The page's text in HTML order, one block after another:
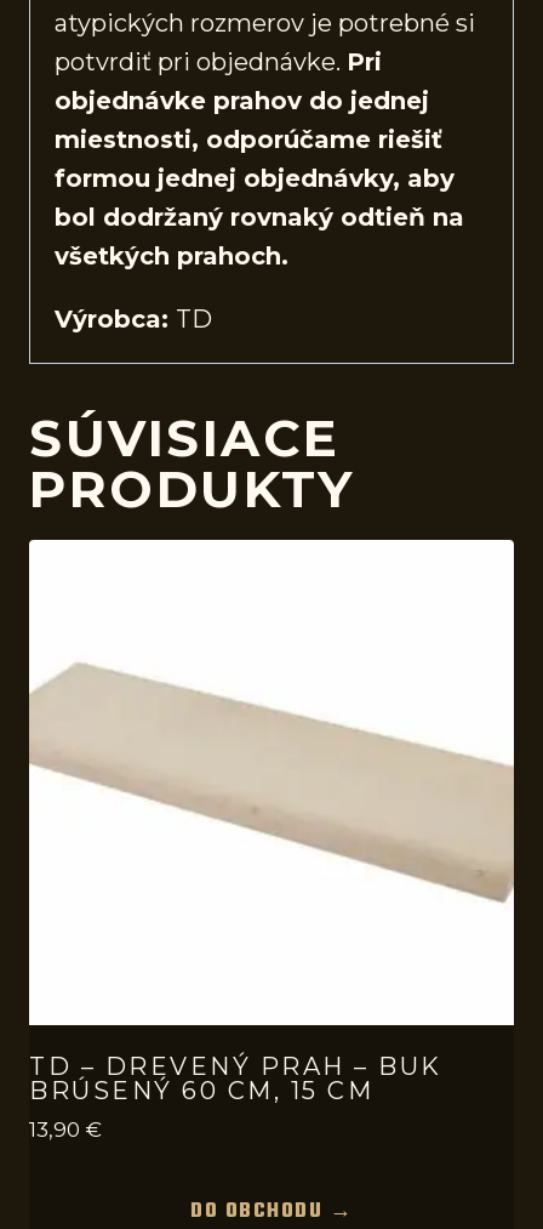
atypických rozmerov je potrebné si
potvrdiť pri objednávke. Pri
objednávke prahov do jednej
miestnosti, odporúčame riešiť
formou jednej objednávky, aby
bol dodržaný rovnaký odtieň na
všetkých prahoch.
Výrobca: TD
SÚVISIACE
PRODUKTY
TD – DREVENÝ PRAH – BUK
BRÚSENÝ 60 CM, 15 CM
13,90 €
DO OBCHODU →